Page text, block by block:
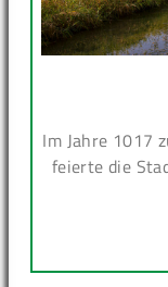
Im Jahre 1017
feierte die